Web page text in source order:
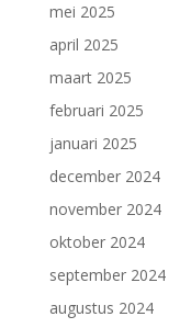
mei 2025
april 2025
maart 2025
februari 2025
januari 2025
december 2024
november 2024
oktober 2024
september 2024
augustus 2024